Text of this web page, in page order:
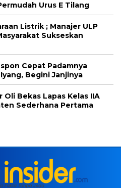
Urus E Tilang
Listrik ; Manajer ULP
Sukseskan
Cepat Padamnya
Begini Janjinya
Bekas Lapas Kelas IIA
Sederhana Pertama